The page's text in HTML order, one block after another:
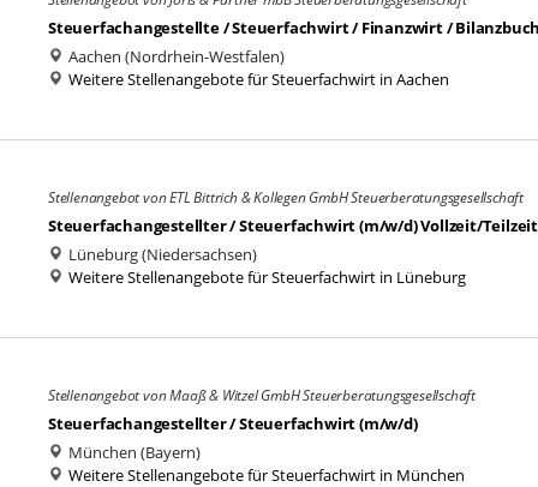
Steuerfachangestellte / Steuerfachwirt / Finanzwirt /
Aachen (Nordrhein-Westfalen)
Weitere Stellenangebote für Steuerfachwirt in Aachen
Stellenangebot von ETL Bittrich & Kollegen GmbH Steuerberatungsgesellschaft
Steuerfachangestellter / Steuerfachwirt (m/w/d) Vollzeit/Teilzeit
Lüneburg (Niedersachsen)
Weitere Stellenangebote für Steuerfachwirt in Lüneburg
Stellenangebot von Maaß & Witzel GmbH Steuerberatungsgesellschaft
Steuerfachangestellter / Steuerfachwirt (m/w/d)
München (Bayern)
Weitere Stellenangebote für Steuerfachwirt in München